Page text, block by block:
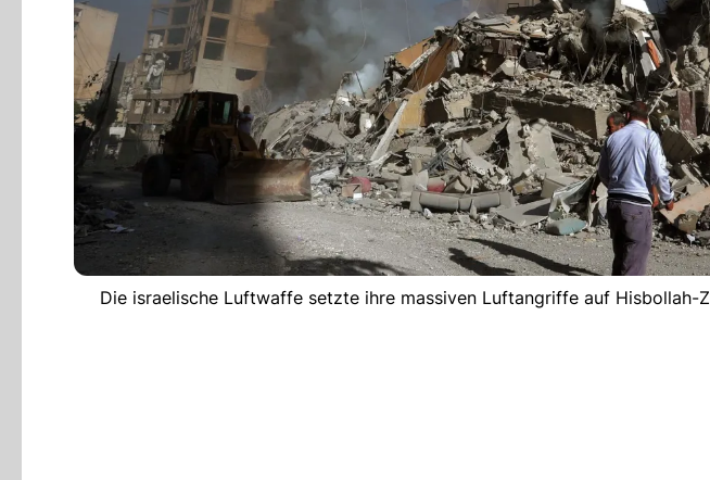
Die israelische Luftwaffe setzte ihre massiven Luftangriffe auf